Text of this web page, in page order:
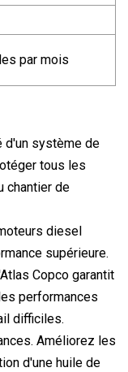
par mois
d'un système de
tous les
chantier de
diesel
supérieure.
Copco garantit
performances
difficiles.
Améliorez les
d'une huile de